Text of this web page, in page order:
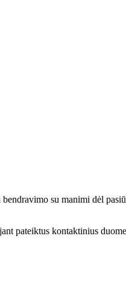
su manimi dėl
pateiktus kontaktinius